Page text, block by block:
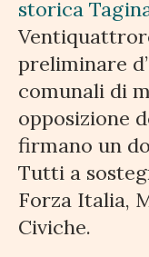
storica
preliminare
comunali di
opposizione
firmano un
Tutti a
Forza Italia,
Civiche.